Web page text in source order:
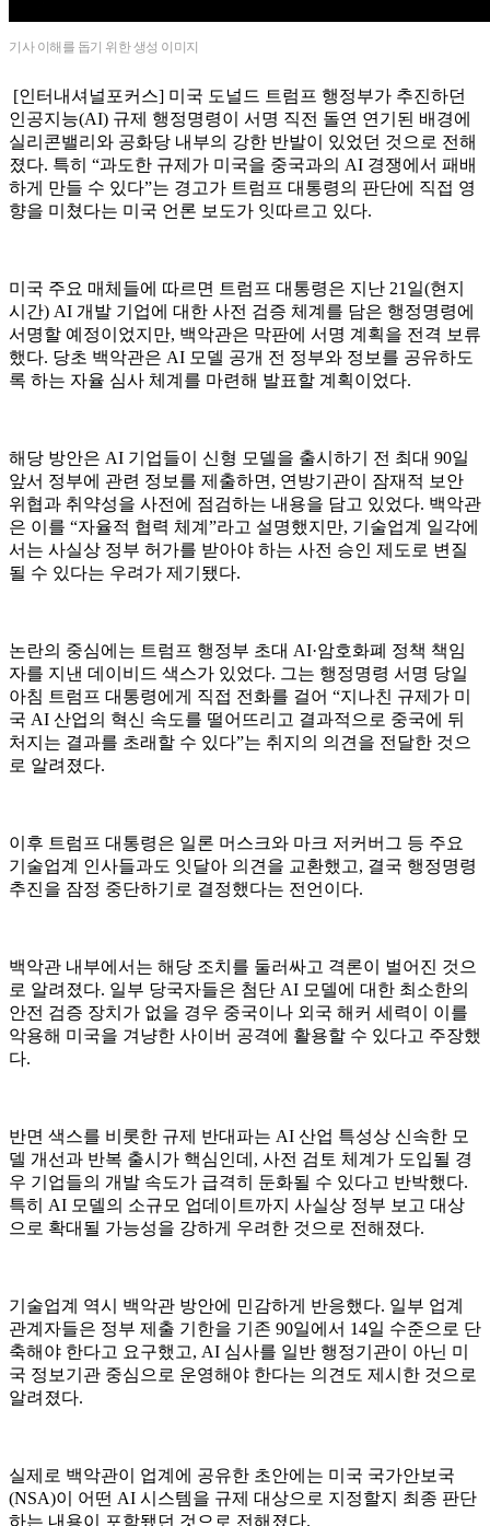
기사 이해를 돕기 위한 생성 이미지
[인터내셔널포커스] 미국 도널드 트럼프 행정부가 추진하던
인공지능(AI) 규제 행정명령이 서명 직전 돌연 연기된 배경에
실리콘밸리와 공화당 내부의 강한 반발이 있었던 것으로 전해
졌다. 특히 “과도한 규제가 미국을 중국과의 AI 경쟁에서 패배
하게 만들 수 있다”는 경고가 트럼프 대통령의 판단에 직접 영
향을 미쳤다는 미국 언론 보도가 잇따르고 있다.
미국 주요 매체들에 따르면 트럼프 대통령은 지난 21일(현지
시간) AI 개발 기업에 대한 사전 검증 체계를 담은 행정명령에
서명할 예정이었지만, 백악관은 막판에 서명 계획을 전격 보류
했다. 당초 백악관은 AI 모델 공개 전 정부와 정보를 공유하도
록 하는 자율 심사 체계를 마련해 발표할 계획이었다.
해당 방안은 AI 기업들이 신형 모델을 출시하기 전 최대 90일
앞서 정부에 관련 정보를 제출하면, 연방기관이 잠재적 보안
위협과 취약성을 사전에 점검하는 내용을 담고 있었다. 백악관
은 이를 “자율적 협력 체계”라고 설명했지만, 기술업계 일각에
서는 사실상 정부 허가를 받아야 하는 사전 승인 제도로 변질
될 수 있다는 우려가 제기됐다.
논란의 중심에는 트럼프 행정부 초대 AI·암호화폐 정책 책임
자를 지낸 데이비드 색스가 있었다. 그는 행정명령 서명 당일
아침 트럼프 대통령에게 직접 전화를 걸어 “지나친 규제가 미
국 AI 산업의 혁신 속도를 떨어뜨리고 결과적으로 중국에 뒤
처지는 결과를 초래할 수 있다”는 취지의 의견을 전달한 것으
로 알려졌다.
이후 트럼프 대통령은 일론 머스크와 마크 저커버그 등 주요
기술업계 인사들과도 잇달아 의견을 교환했고, 결국 행정명령
추진을 잠정 중단하기로 결정했다는 전언이다.
백악관 내부에서는 해당 조치를 둘러싸고 격론이 벌어진 것으
로 알려졌다. 일부 당국자들은 첨단 AI 모델에 대한 최소한의
안전 검증 장치가 없을 경우 중국이나 외국 해커 세력이 이를
악용해 미국을 겨냥한 사이버 공격에 활용할 수 있다고 주장했
다.
반면 색스를 비롯한 규제 반대파는 AI 산업 특성상 신속한 모
델 개선과 반복 출시가 핵심인데, 사전 검토 체계가 도입될 경
우 기업들의 개발 속도가 급격히 둔화될 수 있다고 반박했다.
특히 AI 모델의 소규모 업데이트까지 사실상 정부 보고 대상
으로 확대될 가능성을 강하게 우려한 것으로 전해졌다.
기술업계 역시 백악관 방안에 민감하게 반응했다. 일부 업계
관계자들은 정부 제출 기한을 기존 90일에서 14일 수준으로 단
축해야 한다고 요구했고, AI 심사를 일반 행정기관이 아닌 미
국 정보기관 중심으로 운영해야 한다는 의견도 제시한 것으로
알려졌다.
실제로 백악관이 업계에 공유한 초안에는 미국 국가안보국
(NSA)이 어떤 AI 시스템을 규제 대상으로 지정할지 최종 판단
하는 내용이 포함됐던 것으로 전해졌다.